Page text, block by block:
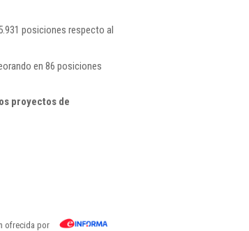
posiciones respecto al
en 86 posiciones
proyectos de
ofrecida por